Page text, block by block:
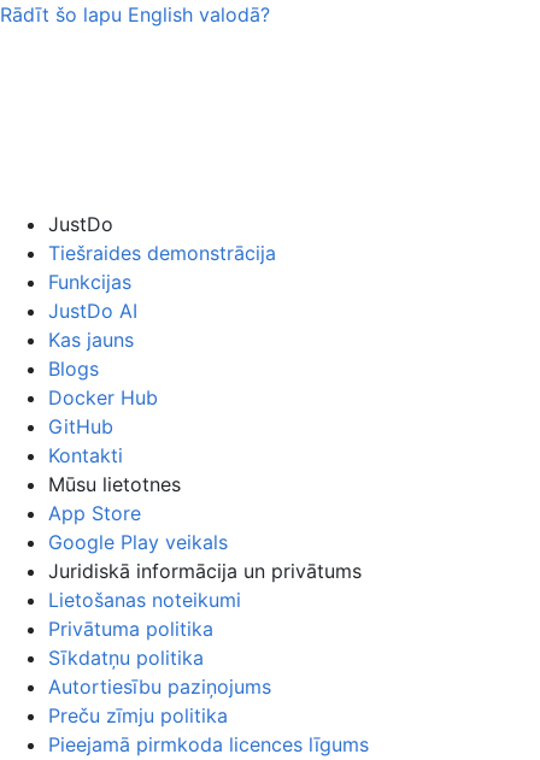
Rādīt šo lapu English valodā?
JustDo
Tiešraides demonstrācija
Funkcijas
JustDo AI
Kas jauns
Blogs
Docker Hub
GitHub
Kontakti
Mūsu lietotnes
App Store
Google Play veikals
Juridiskā informācija un privātums
Lietošanas noteikumi
Privātuma politika
Sīkdatņu politika
Autortiesību paziņojums
Preču zīmju politika
Pieejamā pirmkoda licences līgums